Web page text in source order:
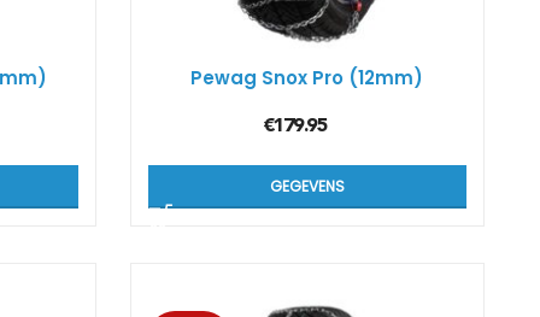
Pewag Snox Pro (12mm)
€179.95
GEGEVENS